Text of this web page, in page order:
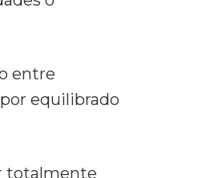
entre
equilibrado
totalmente